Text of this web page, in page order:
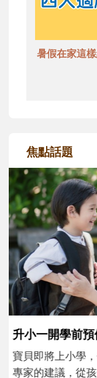
暑假在家這
焦點話題
和孩子一起
不同模樣
沒有人天生就